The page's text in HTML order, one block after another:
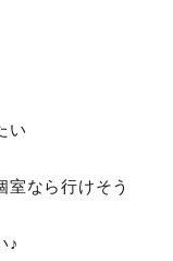
い
室なら行けそう
♪